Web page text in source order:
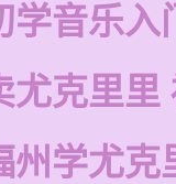
学音乐入
尤克里里
州学尤克